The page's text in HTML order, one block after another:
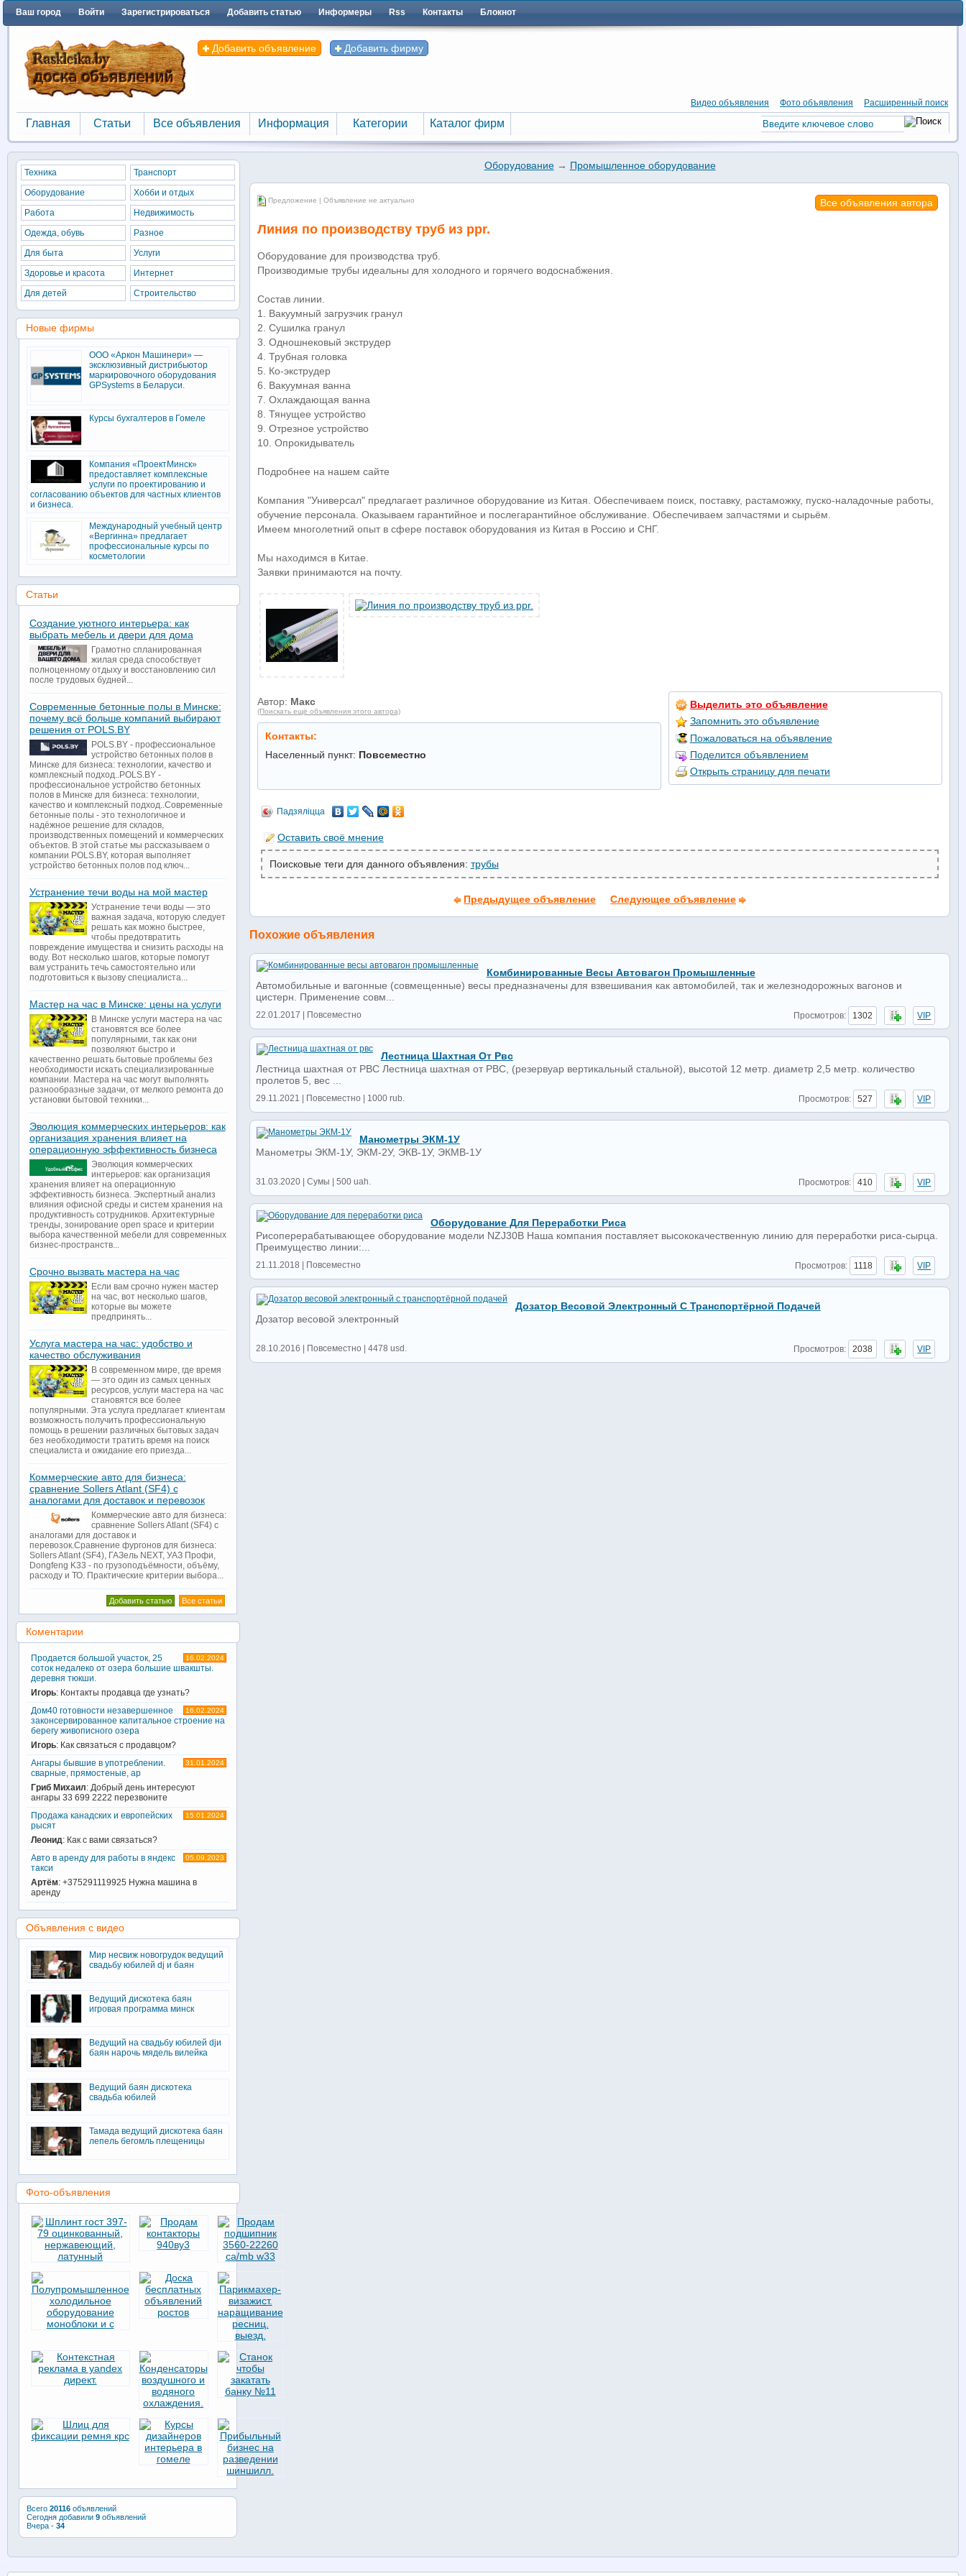
Ваш город Войти Зарегистрироваться Добавить статью Информеры Rss Контакты Блокнот
Добавить объявление Добавить фирму
Видео объявления Фото объявления Расширенный поиск
Главная
Главная
Статьи
Статьи
Все объявления
Все объявления
Информация Категории Каталог фирм
Оборудование→ Промышленное оборудование
Все объявления автора
Предложение | Объявление не актуально
Линия по производству труб из ppr.
Оборудование для производства труб.
Производимые трубы идеальны для холодного и горячего водоснабжения.
Состав линии.
1. Вакуумный загрузчик гранул
2. Сушилка гранул
3. Одношнековый экструдер
4. Трубная головка
5. Ко-экструдер
6. Вакуумная ванна
7. Охлаждающая ванна
8. Тянущее устройство
9. Отрезное устройство
10. Опрокидыватель
Подробнее на нашем сайте
Компания "Универсал" предлагает различное оборудование из Китая. Обеспечиваем поиск, поставку, растаможку, пуско-наладочные работы,
обучение персонала. Оказываем гарантийное и послегарантийное обслуживание. Обеспечиваем запчастями и сырьём.
Имеем многолетний опыт в сфере поставок оборудования из Китая в Россию и СНГ.
Мы находимся в Китае.
Заявки принимаются на почту.
Автор: Макс
(Поискать ещё объявления этого автора)
Контакты:
Населенный пункт: Повсеместно
Выделить это объявление
Запомнить это объявление
Пожаловаться на объявление
Поделится объявлением
Открыть страницу для печати
Падзяліцца
Оставить своё мнение
Поисковые теги для данного объявления: трубы
Предыдущее объявление Следующее объявление
Похожие объявления
Комбинированные Весы Автовагон Промышленные
Автомобильные и вагонные (совмещенные) весы предназначены для взвешивания как автомобилей, так и железнодорожных вагонов и
цистерн. Применение совм...
22.01.2017 | Повсеместно Просмотров: 1302 VIP
Лестница Шахтная От Рвс
Лестница шахтная от РВС Лестница шахтная от РВС, (резервуар вертикальный стальной), высотой 12 метр. диаметр 2,5 метр. количество
пролетов 5, вес ...
29.11.2021 | Повсеместно | 1000 rub. Просмотров: 527 VIP
Манометры ЭКМ-1У
Манометры ЭКМ-1У, ЭКМ-2У, ЭКВ-1У, ЭКМВ-1У
31.03.2020 | Сумы | 500 uah. Просмотров: 410 VIP
Оборудование Для Переработки Риса
Рисоперерабатывающее оборудование модели NZJ30B Наша компания поставляет высококачественную линию для переработки риса-сырца.
Преимущество линии:...
21.11.2018 | Повсеместно Просмотров: 1118 VIP
Дозатор Весовой Электронный С Транспортёрной Подачей
Дозатор весовой электронный
28.10.2016 | Повсеместно | 4478 usd. Просмотров: 2038 VIP
Техника
Транспорт
Оборудование
Хобби и отдых
Работа
Недвижимость
Одежда, обувь
Разное
Для быта
Услуги
Здоровье и красота
Интернет
Для детей
Строительство
Новые фирмы
ООО «Аркон Машинери» —
эксклюзивный дистрибьютор
маркировочного оборудования
GPSystems в Беларуси.
Курсы бухгалтеров в Гомеле
Компания «ПроектМинск»
предоставляет комплексные
услуги по проектированию и
согласованию объектов для частных клиентов
и бизнеса.
Международный учебный центр
«Вергинна» предлагает
профессиональные курсы по
косметологии
Статьи
Создание уютного интерьера: как
выбрать мебель и двери для дома
Грамотно спланированная
жилая среда способствует
полноценному отдыху и восстановлению сил
после трудовых будней...
Современные бетонные полы в Минске:
почему всё больше компаний выбирают
решения от POLS.BY
POLS.BY - профессиональное
устройство бетонных полов в
Минске для бизнеса: технологии, качество и
комплексный подход..POLS.BY -
профессиональное устройство бетонных
полов в Минске для бизнеса: технологии,
качество и комплексный подход..Современные
бетонные полы - это технологичное и
надёжное решение для складов,
производственных помещений и коммерческих
объектов. В этой статье мы рассказываем о
компании POLS.BY, которая выполняет
устройство бетонных полов под ключ...
Устранение течи воды на мой мастер
Устранение течи воды — это
важная задача, которую следует
решать как можно быстрее,
чтобы предотвратить
повреждение имущества и снизить расходы на
воду. Вот несколько шагов, которые помогут
вам устранить течь самостоятельно или
подготовиться к вызову специалиста...
Мастер на час в Минске: цены на услуги
В Минске услуги мастера на час
становятся все более
популярными, так как они
позволяют быстро и
качественно решать бытовые проблемы без
необходимости искать специализированные
компании. Мастера на час могут выполнять
разнообразные задачи, от мелкого ремонта до
установки бытовой техники...
Эволюция коммерческих интерьеров: как
организация хранения влияет на
операционную эффективность бизнеса
Эволюция коммерческих
интерьеров: как организация
хранения влияет на операционную
эффективность бизнеса. Экспертный анализ
влияния офисной среды и систем хранения на
продуктивность сотрудников. Архитектурные
тренды, зонирование open space и критерии
выбора качественной мебели для современных
бизнес-пространств...
Срочно вызвать мастера на час
Если вам срочно нужен мастер
на час, вот несколько шагов,
которые вы можете
предпринять...
Услуга мастера на час: удобство и
качество обслуживания
В современном мире, где время
— это один из самых ценных
ресурсов, услуги мастера на час
становятся все более
популярными. Эта услуга предлагает клиентам
возможность получить профессиональную
помощь в решении различных бытовых задач
без необходимости тратить время на поиск
специалиста и ожидание его приезда...
Коммерческие авто для бизнеса:
сравнение Sollers Atlant (SF4) с
аналогами для доставок и перевозок
Коммерческие авто для бизнеса:
сравнение Sollers Atlant (SF4) с
аналогами для доставок и
перевозок.Сравнение фургонов для бизнеса:
Sollers Atlant (SF4), ГАЗель NEXT, УАЗ Профи,
Dongfeng K33 - по грузоподъёмности, объёму,
расходу и ТО. Практические критерии выбора...
Все статьи
Добавить статью
Коментарии
16.02.2024
Продается большой участок, 25
соток недалеко от озера большие швакшты.
деревня тюкши.
Игорь: Контакты продавца где узнать?
16.02.2024
Дом40 готовности незавершенное
законсервированное капитальное строение на
берегу живописного озера
Игорь: Как связаться с продавцом?
31.01.2024
Ангары бывшие в употреблении.
сварные, прямостеные, ар
Гриб Михаил: Добрый день интересуют
ангары 33 699 2222 перезвоните
15.01.2024
Продажа канадских и европейских
рысят
Леонид: Как с вами связаться?
05.09.2023
Авто в аренду для работы в яндекс
такси
Артём: +375291119925 Нужна машина в
аренду
Объявления с видео
Мир несвиж новогрудок ведущий
свадьбу юбилей dj и баян
Ведущий дискотека баян
игровая программа минск
Ведущий на свадьбу юбилей djи
баян нарочь мядель вилейка
Ведущий баян дискотека
свадьба юбилей
Тамада ведущий дискотека баян
лепель бегомль плещеницы
Фото-объявления
Всего 20116объявлений
Сегодня добавили 9объявлений
Вчера - 34